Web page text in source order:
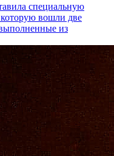
специальную
вошли две
из